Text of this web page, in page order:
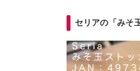
セリアの「みそ